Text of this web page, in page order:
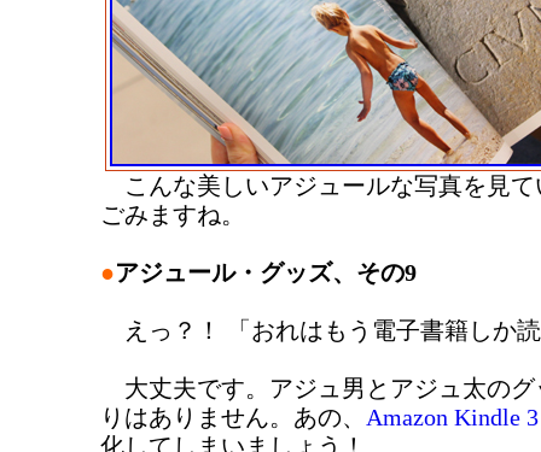
こんな美しいアジュールな写真を見て
ごみますね。
●アジュール・グッズ、その9
えっ？！ 「おれはもう電子書籍しか
大丈夫です。アジュ男とアジュ太のグ
りはありません。あの、 Amazon Kindle 3
化してしまいましょう！